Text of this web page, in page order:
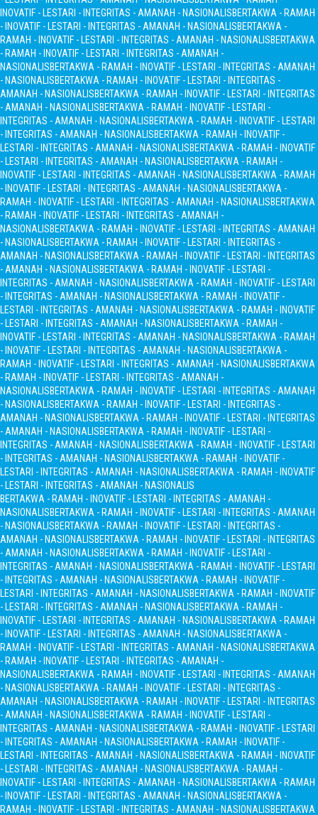
INOVATIF - LESTARI - INTEGRITAS - AMANAH - NASIONALISBERTAKWA - RAMAH
- INOVATIF - LESTARI - INTEGRITAS - AMANAH - NASIONALISBERTAKWA -
RAMAH - INOVATIF - LESTARI - INTEGRITAS - AMANAH - NASIONALISBERTAKWA
- RAMAH - INOVATIF - LESTARI - INTEGRITAS - AMANAH -
NASIONALISBERTAKWA - RAMAH - INOVATIF - LESTARI - INTEGRITAS - AMANAH
- NASIONALISBERTAKWA - RAMAH - INOVATIF - LESTARI - INTEGRITAS -
AMANAH - NASIONALISBERTAKWA - RAMAH - INOVATIF - LESTARI - INTEGRITAS
- AMANAH - NASIONALISBERTAKWA - RAMAH - INOVATIF - LESTARI -
INTEGRITAS - AMANAH - NASIONALISBERTAKWA - RAMAH - INOVATIF - LESTARI
- INTEGRITAS - AMANAH - NASIONALISBERTAKWA - RAMAH - INOVATIF -
LESTARI - INTEGRITAS - AMANAH - NASIONALISBERTAKWA - RAMAH - INOVATIF
- LESTARI - INTEGRITAS - AMANAH - NASIONALISBERTAKWA - RAMAH -
INOVATIF - LESTARI - INTEGRITAS - AMANAH - NASIONALISBERTAKWA - RAMAH
- INOVATIF - LESTARI - INTEGRITAS - AMANAH - NASIONALISBERTAKWA -
RAMAH - INOVATIF - LESTARI - INTEGRITAS - AMANAH - NASIONALISBERTAKWA
- RAMAH - INOVATIF - LESTARI - INTEGRITAS - AMANAH -
NASIONALISBERTAKWA - RAMAH - INOVATIF - LESTARI - INTEGRITAS - AMANAH
- NASIONALISBERTAKWA - RAMAH - INOVATIF - LESTARI - INTEGRITAS -
AMANAH - NASIONALISBERTAKWA - RAMAH - INOVATIF - LESTARI - INTEGRITAS
- AMANAH - NASIONALISBERTAKWA - RAMAH - INOVATIF - LESTARI -
INTEGRITAS - AMANAH - NASIONALISBERTAKWA - RAMAH - INOVATIF - LESTARI
- INTEGRITAS - AMANAH - NASIONALISBERTAKWA - RAMAH - INOVATIF -
LESTARI - INTEGRITAS - AMANAH - NASIONALISBERTAKWA - RAMAH - INOVATIF
- LESTARI - INTEGRITAS - AMANAH - NASIONALISBERTAKWA - RAMAH -
INOVATIF - LESTARI - INTEGRITAS - AMANAH - NASIONALISBERTAKWA - RAMAH
- INOVATIF - LESTARI - INTEGRITAS - AMANAH - NASIONALISBERTAKWA -
RAMAH - INOVATIF - LESTARI - INTEGRITAS - AMANAH - NASIONALISBERTAKWA
- RAMAH - INOVATIF - LESTARI - INTEGRITAS - AMANAH -
NASIONALISBERTAKWA - RAMAH - INOVATIF - LESTARI - INTEGRITAS - AMANAH
- NASIONALISBERTAKWA - RAMAH - INOVATIF - LESTARI - INTEGRITAS -
AMANAH - NASIONALISBERTAKWA - RAMAH - INOVATIF - LESTARI - INTEGRITAS
- AMANAH - NASIONALISBERTAKWA - RAMAH - INOVATIF - LESTARI -
INTEGRITAS - AMANAH - NASIONALISBERTAKWA - RAMAH - INOVATIF - LESTARI
- INTEGRITAS - AMANAH - NASIONALISBERTAKWA - RAMAH - INOVATIF -
LESTARI - INTEGRITAS - AMANAH - NASIONALISBERTAKWA - RAMAH - INOVATIF
- LESTARI - INTEGRITAS - AMANAH - NASIONALIS
BERTAKWA - RAMAH - INOVATIF - LESTARI - INTEGRITAS - AMANAH -
NASIONALISBERTAKWA - RAMAH - INOVATIF - LESTARI - INTEGRITAS - AMANAH
- NASIONALISBERTAKWA - RAMAH - INOVATIF - LESTARI - INTEGRITAS -
AMANAH - NASIONALISBERTAKWA - RAMAH - INOVATIF - LESTARI - INTEGRITAS
- AMANAH - NASIONALISBERTAKWA - RAMAH - INOVATIF - LESTARI -
INTEGRITAS - AMANAH - NASIONALISBERTAKWA - RAMAH - INOVATIF - LESTARI
- INTEGRITAS - AMANAH - NASIONALISBERTAKWA - RAMAH - INOVATIF -
LESTARI - INTEGRITAS - AMANAH - NASIONALISBERTAKWA - RAMAH - INOVATIF
- LESTARI - INTEGRITAS - AMANAH - NASIONALISBERTAKWA - RAMAH -
INOVATIF - LESTARI - INTEGRITAS - AMANAH - NASIONALISBERTAKWA - RAMAH
- INOVATIF - LESTARI - INTEGRITAS - AMANAH - NASIONALISBERTAKWA -
RAMAH - INOVATIF - LESTARI - INTEGRITAS - AMANAH - NASIONALISBERTAKWA
- RAMAH - INOVATIF - LESTARI - INTEGRITAS - AMANAH -
NASIONALISBERTAKWA - RAMAH - INOVATIF - LESTARI - INTEGRITAS - AMANAH
- NASIONALISBERTAKWA - RAMAH - INOVATIF - LESTARI - INTEGRITAS -
AMANAH - NASIONALISBERTAKWA - RAMAH - INOVATIF - LESTARI - INTEGRITAS
- AMANAH - NASIONALISBERTAKWA - RAMAH - INOVATIF - LESTARI -
INTEGRITAS - AMANAH - NASIONALISBERTAKWA - RAMAH - INOVATIF - LESTARI
- INTEGRITAS - AMANAH - NASIONALISBERTAKWA - RAMAH - INOVATIF -
LESTARI - INTEGRITAS - AMANAH - NASIONALISBERTAKWA - RAMAH - INOVATIF
- LESTARI - INTEGRITAS - AMANAH - NASIONALISBERTAKWA - RAMAH -
INOVATIF - LESTARI - INTEGRITAS - AMANAH - NASIONALISBERTAKWA - RAMAH
- INOVATIF - LESTARI - INTEGRITAS - AMANAH - NASIONALISBERTAKWA -
RAMAH - INOVATIF - LESTARI - INTEGRITAS - AMANAH - NASIONALISBERTAKWA